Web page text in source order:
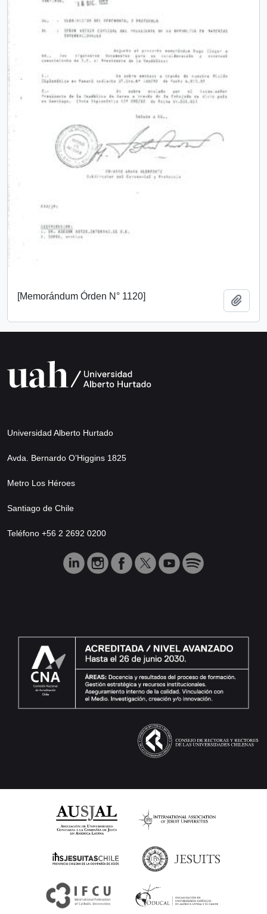
[Memorándum Órden N° 1120]
Universidad Alberto Hurtado
Avda. Bernardo O’Higgins 1825
Metro Los Héroes
Santiago de Chile
Teléfono +56 2 2692 0200